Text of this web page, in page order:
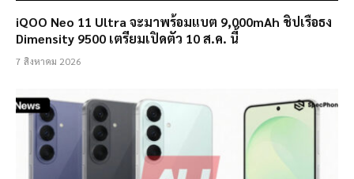
iQOO Neo 11 Ultra จะมาพร้อมแบต 9,000mAh ชิปเรือธง
Dimensity 9500 เตรียมเปิดตัว 10 ส.ค. นี้
7 สิงหาคม 2026